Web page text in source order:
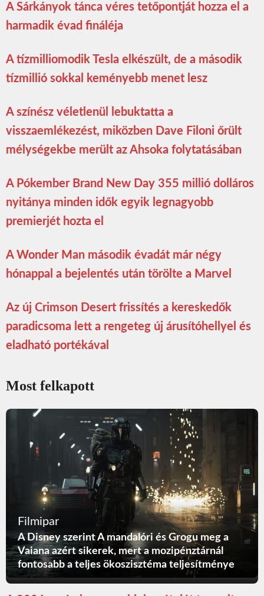
A Sárkányok tánca véres tetőpontját hozza el a
harmadik évad fináléja
A tízmilliomodik Tesla elkészült, de a második
tízmillió sokkal keményebb menet lesz
A színész véletlenül lebuktatta a
visszaemlékezést, miközben Dave Filoni őrült
mélységekbe merült az Ahsoka folytatásában
A Pókember Brand New Day 355 millió dolláros
nyitánya minden idők egyik legnagyobb
premierjét hozta el
A Wonder Man második évadát már négy
hónappal a bejelentés után törölte a Marvel
Az új Crimson Desert frissítés a kereskedők
paradicsoma lett a rengeteg új árusítóhellyel és
eladható portékával
Most felkapott
Filmipar
A Disney szerint A mandalóri és Grogu meg a
Vaiana azért sikerek, mert a mozipénztárnál
fontosabb a teljes ökoszisztéma teljesítménye